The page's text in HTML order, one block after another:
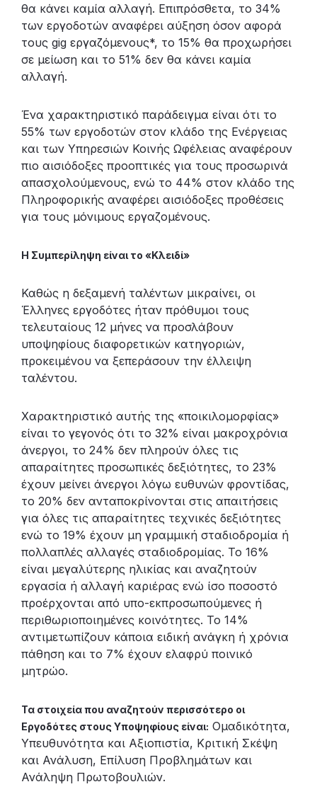
θα κάνει καμία αλλαγή. Επιπρόσθετα, το 34%
των εργοδοτών αναφέρει αύξηση όσον αφορά
τους gig εργαζόμενους*, το 15% θα προχωρήσει
σε μείωση και το 51% δεν θα κάνει καμία
αλλαγή.
Ένα χαρακτηριστικό παράδειγμα είναι ότι το
55% των εργοδοτών στον κλάδο της Ενέργειας
και των Υπηρεσιών Κοινής Ωφέλειας αναφέρουν
πιο αισιόδοξες προοπτικές για τους προσωρινά
απασχολούμενους, ενώ το 44% στον κλάδο της
Πληροφορικής αναφέρει αισιόδοξες προθέσεις
για τους μόνιμους εργαζομένους.
Η Συμπερίληψη είναι το «Κλειδί»
Καθώς η δεξαμενή ταλέντων μικραίνει, οι
Έλληνες εργοδότες ήταν πρόθυμοι τους
τελευταίους 12 μήνες να προσλάβουν
υποψηφίους διαφορετικών κατηγοριών,
προκειμένου να ξεπεράσουν την έλλειψη
ταλέντου.
Χαρακτηριστικό αυτής της «ποικιλομορφίας»
είναι το γεγονός ότι το 32% είναι μακροχρόνια
άνεργοι, το 24% δεν πληρούν όλες τις
απαραίτητες προσωπικές δεξιότητες, το 23%
έχουν μείνει άνεργοι λόγω ευθυνών φροντίδας,
το 20% δεν ανταποκρίνονται στις απαιτήσεις
για όλες τις απαραίτητες τεχνικές δεξιότητες
ενώ το 19% έχουν μη γραμμική σταδιοδρομία ή
πολλαπλές αλλαγές σταδιοδρομίας. Το 16%
είναι μεγαλύτερης ηλικίας και αναζητούν
εργασία ή αλλαγή καριέρας ενώ ίσο ποσοστό
προέρχονται από υπο-εκπροσωπούμενες ή
περιθωριοποιημένες κοινότητες. Το 14%
αντιμετωπίζουν κάποια ειδική ανάγκη ή χρόνια
πάθηση και το 7% έχουν ελαφρύ ποινικό
μητρώο.
Τα στοιχεία που αναζητούν περισσότερο οι
Εργοδότες στους Υποψηφίους είναι: Ομαδικότητα,
Υπευθυνότητα και Αξιοπιστία, Κριτική Σκέψη
και Ανάλυση, Επίλυση Προβλημάτων και
Ανάληψη Πρωτοβουλιών.